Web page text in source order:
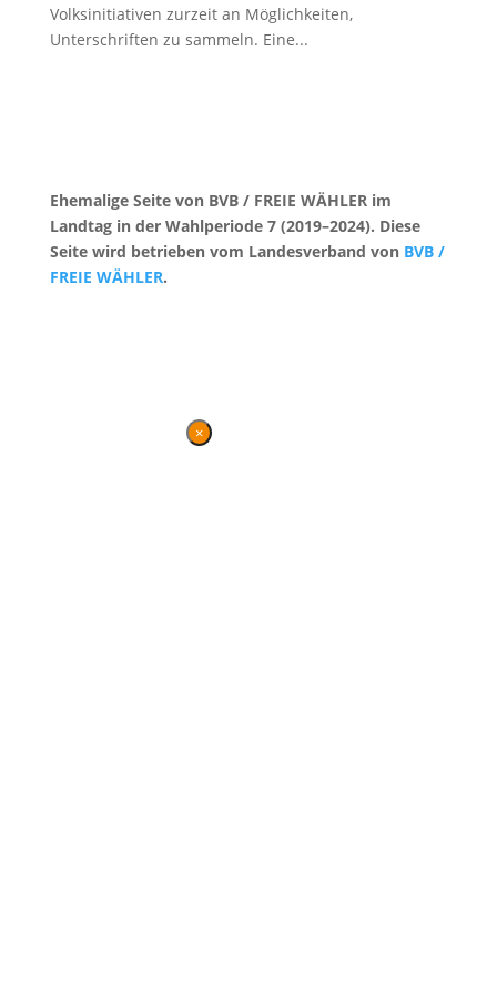
Volksinitiativen zurzeit an Möglichkeiten,
Unterschriften zu sammeln. Eine...
Ehemalige Seite von BVB / FREIE WÄHLER im
Landtag in der Wahlperiode 7 (2019–2024). Diese
Seite wird betrieben vom Landesverband von BVB /
FREIE WÄHLER.
×